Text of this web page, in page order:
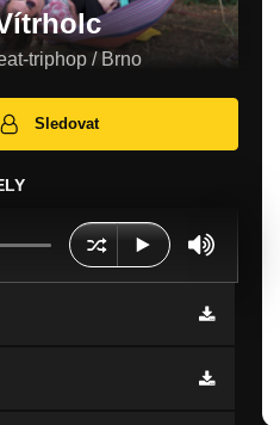
triphop / Brno
Sledovat